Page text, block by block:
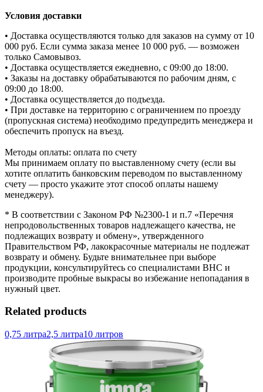
Условия доставки
• Доставка осуществляются только для заказов на сумму от 10
000 руб. Если сумма заказа менее 10 000 руб. — возможен
только Самовывоз.
• Доставка осуществляется ежедневно, с 09:00 до 18:00.
• Заказы на доставку обрабатываются по рабочим дням, с
09:00 до 18:00.
• Доставка осуществляется до подъезда.
• При доставке на территорию с ограничением по проезду
(пропускная система) необходимо предупредить менеджера и
обеспечить пропуск на въезд.
Методы оплаты: оплата по счету
Мы принимаем оплату по выставленному счету (если вы
хотите оплатить банковским переводом по выставленному
счету — просто укажите этот способ оплаты нашему
менеджеру).
* В соответствии с Законом РФ №2300-1 и п.7 «Перечня
непродовольственных товаров надлежащего качества, не
подлежащих возврату и обмену», утвержденного
Правительством РФ, лакокрасочные материалы не подлежат
возврату и обмену. Будьте внимательнее при выборе
продукции, консультируйтесь со специалистами BHC и
производите пробные выкрасы во избежание непопадания в
нужный цвет.
Related products
0,75 литра2,5 литра10 литров